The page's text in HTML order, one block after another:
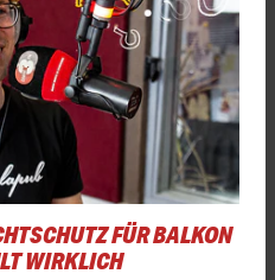
FÜR BALKON
WIRKLICH